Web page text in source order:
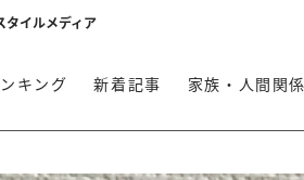
タイルメディア
キング 新着記事 家族・人間関係